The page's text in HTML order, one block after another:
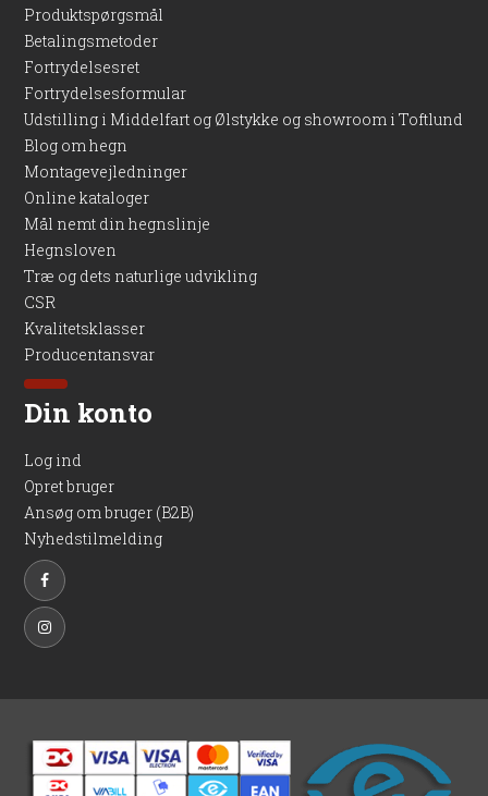
Produktspørgsmål
Betalingsmetoder
Fortrydelsesret
Fortrydelsesformular
Udstilling i Middelfart og Ølstykke og showroom i Toftlund
Blog om hegn
Montagevejledninger
Online kataloger
Mål nemt din hegnslinje
Hegnsloven
Træ og dets naturlige udvikling
CSR
Kvalitetsklasser
Producentansvar
Din konto
Log ind
Opret bruger
Ansøg om bruger (B2B)
Nyhedstilmelding